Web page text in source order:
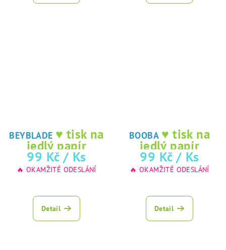
BEYBLADE ♥ tisk na
jedlý papír
99 Kč / Ks
🔥 OKAMŽITÉ ODESLÁNÍ
Detail
BOOBA ♥ tisk na
jedlý papír
99 Kč / Ks
🔥 OKAMŽITÉ ODESLÁNÍ
Detail